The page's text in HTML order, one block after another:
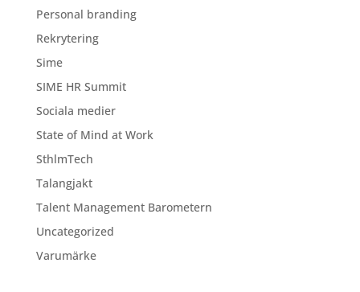
Personal branding
Rekrytering
Sime
SIME HR Summit
Sociala medier
State of Mind at Work
SthlmTech
Talangjakt
Talent Management Barometern
Uncategorized
Varumärke